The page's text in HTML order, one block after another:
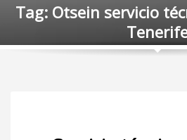
Tag: Otsein servicio